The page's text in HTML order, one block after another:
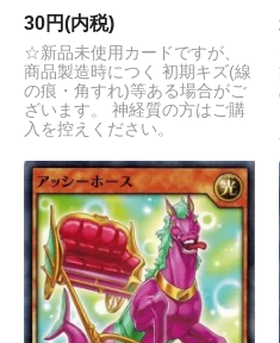
30円(内税)
☆新品未使用カードですが、
商品製造時につく 初期キズ(線
の痕・角すれ)等ある場合がご
ざいます。 神経質の方はご購
入を控えください。